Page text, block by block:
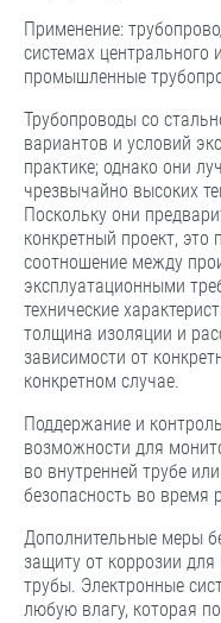
Применение:
системах
промышленные
Трубопроводы со
вариантов и условий
практике; однако они
чрезвычайно высоких
Поскольку они
конкретный проект, это
соотношение между
эксплуатационными
технические
толщина изоляции и
зависимости от
конкретном случае.
Поддержание и
возможности для
во внутренней трубе
безопасность во время
Дополнительные меры
защиту от коррозии
трубы. Электронные
любую влагу, которая